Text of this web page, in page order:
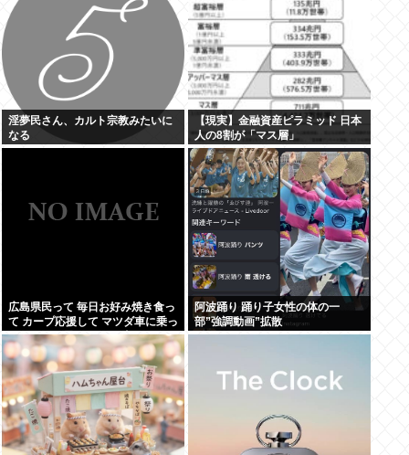
淫夢民さん、カルト宗教みたいに
なる
【現実】金融資産ピラミッド 日本
人の8割が「マス層」
広島県民って 毎日お好み焼き食っ
て カープ応援して マツダ車に乗っ
てるのかと思ってた。 違うんだな
阿波踊り 踊り子女性の体の一
部”強調動画”拡散